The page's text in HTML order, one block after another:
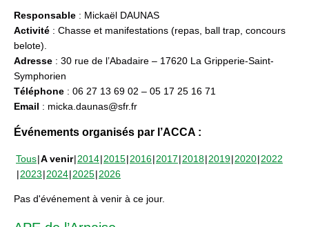
Responsable : Mickaël DAUNAS
Activité : Chasse et manifestations (repas, ball trap, concours
belote).
Adresse : 30 rue de l’Abadaire – 17620 La Gripperie-Saint-
Symphorien
Téléphone : 06 27 13 69 02 – 05 17 25 16 71
Email : micka.daunas@sfr.fr
Événements organisés par l’ACCA :
Tous A venir 2014 2015 2016 2017 2018 2019 2020 2022
2023 2024 2025 2026
Pas d'événement à venir à ce jour.